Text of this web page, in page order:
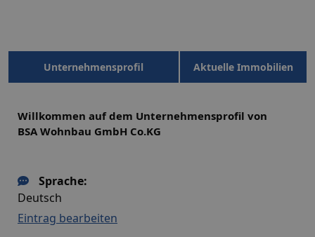
Unternehmensprofil Aktuelle Immobilien
Willkommen auf dem Unternehmensprofil von
BSA Wohnbau GmbH Co.KG
Sprache:
Deutsch
Eintrag bearbeiten